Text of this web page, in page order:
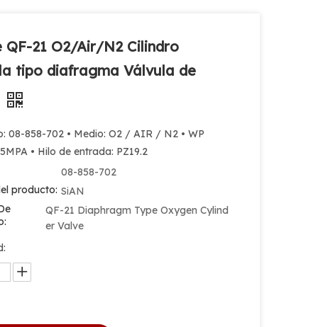
QF-21 O2/Air/N2 Cilindro
tipo diafragma Válvula de
08-858-702 • Medio: O2 / AIR / N2 • WP
• Hilo de entrada: PZ19.2
08-858-702
producto: SiAN
QF-21 Diaphragm Type Oxygen Cylind
er Valve